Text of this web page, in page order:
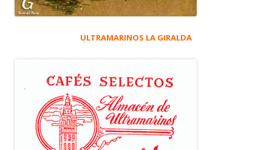
ULTRAMARINOS LA GIRALDA